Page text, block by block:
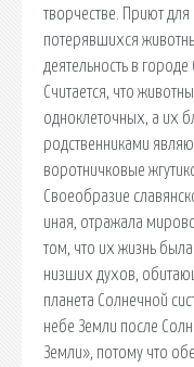
творчестве. Приют
потерявшихся
деятельность в
Считается, что
одноклеточных, а их
родственниками
воротничковые
Своеобразие
иная, отражала
том, что их жизнь
низших духов,
планета Солнечной
небе Земли после
Земли», потому что